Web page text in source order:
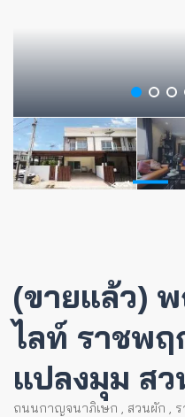
(ขายแล้ว)
ไลท์ ราชพ
แปลงมุม ส
ถนนกาญจนาภิเษก , สวนผัก ,